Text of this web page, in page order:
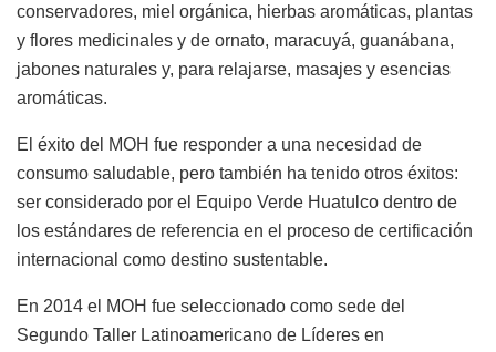
conservadores, miel orgánica, hierbas aromáticas, plantas
y flores medicinales y de ornato, maracuyá, guanábana,
jabones naturales y, para relajarse, masajes y esencias
aromáticas.
El éxito del MOH fue responder a una necesidad de
consumo saludable, pero también ha tenido otros éxitos:
ser considerado por el Equipo Verde Huatulco dentro de
los estándares de referencia en el proceso de certificación
internacional como destino sustentable.
En 2014 el MOH fue seleccionado como sede del
Segundo Taller Latinoamericano de Líderes en